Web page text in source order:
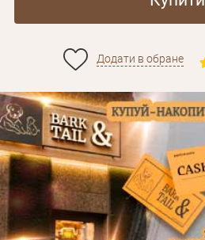
Додати в обране